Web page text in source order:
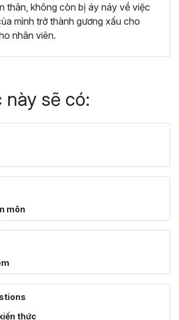
thân, không còn bị áy náy về việc
mình trở thành gương xấu cho
nhân viên.
này sẽ có:
môn
thức